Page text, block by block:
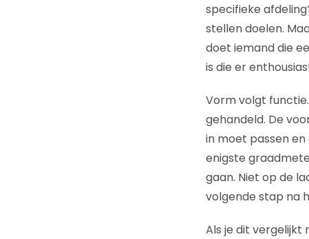
specifieke
stellen doelen.
doet iemand die
is die er
Vorm volgt
gehandeld. De
in moet passen en
enigste
gaan. Niet op de
volgende stap na
Als je dit vergelijkt